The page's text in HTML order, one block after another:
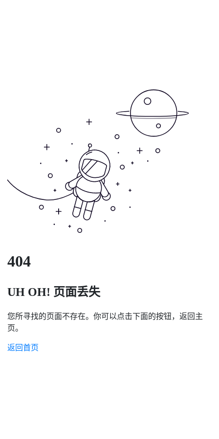
404
UH OH! 页面丢失
您所寻找的页面不存在。你可以点击下面的按钮，返回主
页。
返回首页